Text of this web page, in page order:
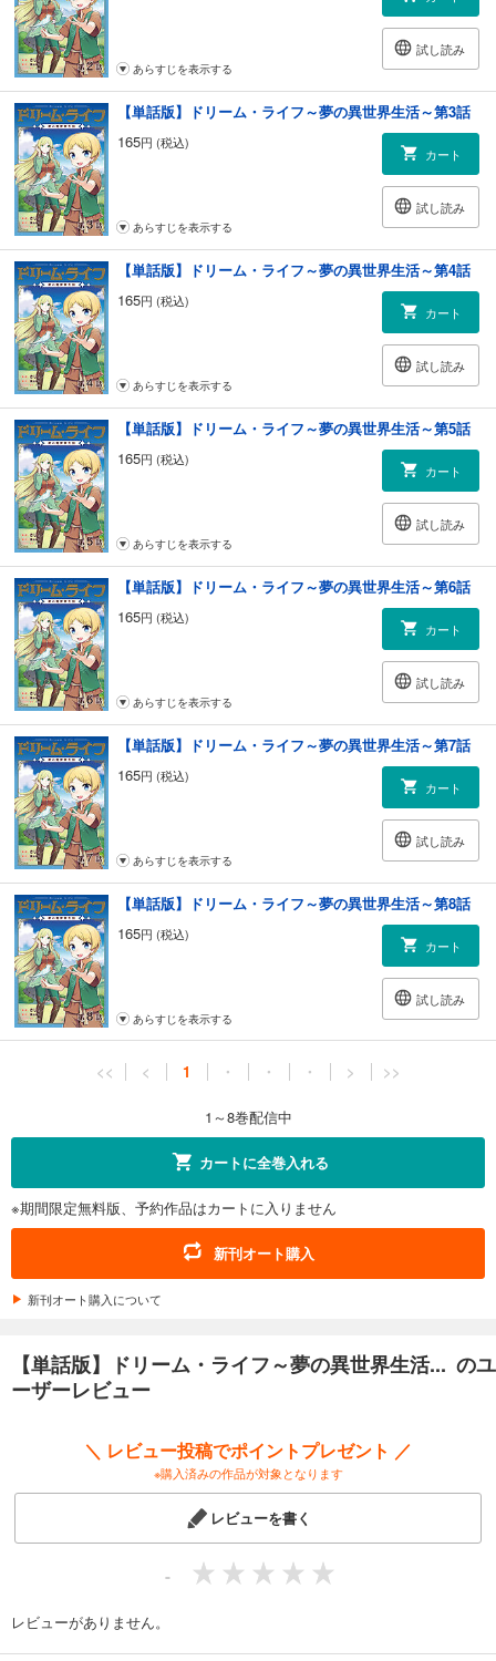
試し読み
あらすじを表示する
【単話版】ドリーム・ライフ～夢の異世界生活～第3話
165円 (税込)
カート
試し読み
あらすじを表示する
【単話版】ドリーム・ライフ～夢の異世界生活～第4話
165円 (税込)
カート
試し読み
あらすじを表示する
【単話版】ドリーム・ライフ～夢の異世界生活～第5話
165円 (税込)
カート
試し読み
あらすじを表示する
【単話版】ドリーム・ライフ～夢の異世界生活～第6話
165円 (税込)
カート
試し読み
あらすじを表示する
【単話版】ドリーム・ライフ～夢の異世界生活～第7話
165円 (税込)
カート
試し読み
あらすじを表示する
【単話版】ドリーム・ライフ～夢の異世界生活～第8話
165円 (税込)
カート
試し読み
あらすじを表示する
<< < 1 ・ ・ ・ > >>
1～8巻配信中
カートに全巻入れる
※期間限定無料版、予約作品はカートに入りません
新刊オート購入
新刊オート購入について
【単話版】ドリーム・ライフ～夢の異世界生活... のユ
ーザーレビュー
＼ レビュー投稿でポイントプレゼント ／
※購入済みの作品が対象となります
レビューを書く
-
レビューがありません。